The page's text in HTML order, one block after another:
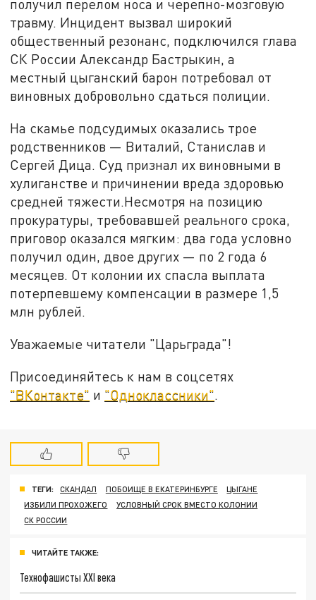
получил перелом носа и черепно-мозговую
травму. Инцидент вызвал широкий
общественный резонанс, подключился глава
СК России Александр Бастрыкин, а
местный цыганский барон потребовал от
виновных добровольно сдаться полиции.
На скамье подсудимых оказались трое
родственников — Виталий, Станислав и
Сергей Дица. Суд признал их виновными в
хулиганстве и причинении вреда здоровью
средней тяжести.Несмотря на позицию
прокуратуры, требовавшей реального срока,
приговор оказался мягким: два года условно
получил один, двое других — по 2 года 6
месяцев. От колонии их спасла выплата
потерпевшему компенсации в размере 1,5
млн рублей.
Уважаемые читатели "Царьграда"!
Присоединяйтесь к нам в соцсетях
"ВКонтакте" и "Одноклассники"
ТЕГИ: СКАНДАЛ ПОБОИЩЕ В ЕКАТЕРИНБУРГЕ
ЦЫГАНЕ
ИЗБИЛИ ПРОХОЖЕГО
УСЛОВНЫЙ СРОК ВМЕСТО КОЛОНИИ
СК РОССИИ
ЧИТАЙТЕ ТАКЖЕ:
Технофашисты XXI века